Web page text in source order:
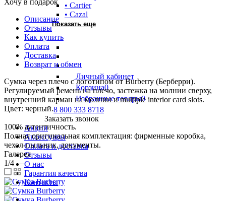
• Cartier
• Cazal
Показать еще
Личный кабинет
Корзина0
Избранные товары0
8 800 333 8718
Заказать звонок
Акции
Аксессуары
Оплата и доставка
Отзывы
О нас
Гарантия качества
Контакты
Описание
Отзывы
Как купить
Оплата
Доставка
Возврат и обмен
Сумка через плечо с логотипом от Burberry (Берберри).
Регулируемый ремень на плечо, застежка на молнии сверху,
внутренний карман на молнии и multiple interior card slots.
Цвет: черный.
100% аутентичность.
Полная оригинальная комплектация: фирменные коробка,
чехол-пыльник, документы.
Галерея
1/4 —